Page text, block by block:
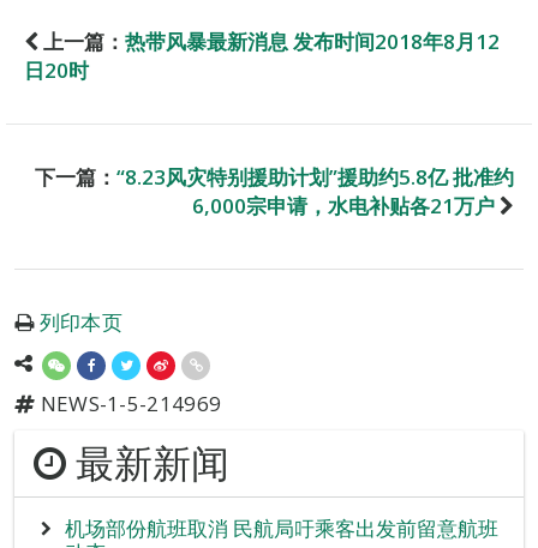
上一篇： 热带风暴最新消息 发布时间2018年8月12
日20时
下一篇： “8.23风灾特别援助计划”援助约5.8亿 批准约
6,000宗申请，水电补贴各21万户
列印本页
NEWS-1-5-214969
最新新闻
机场部份航班取消 民航局吁乘客出发前留意航班